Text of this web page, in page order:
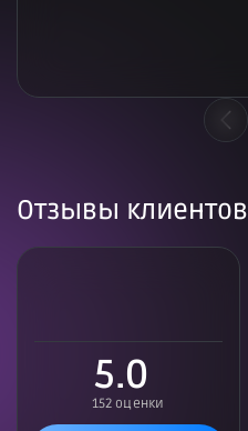
Отзывы клиентов
5.0
152 оценки